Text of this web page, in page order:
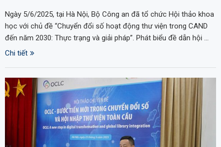
Ngày 5/6/2025, tại Hà Nội, Bộ Công an đã tổ chức Hội thảo khoa
học với chủ đề “Chuyển đổi số hoạt động thư viện trong CAND
đến năm 2030: Thực trạng và giải pháp”. Phát biểu đề dẫn hội …
Chi tiết